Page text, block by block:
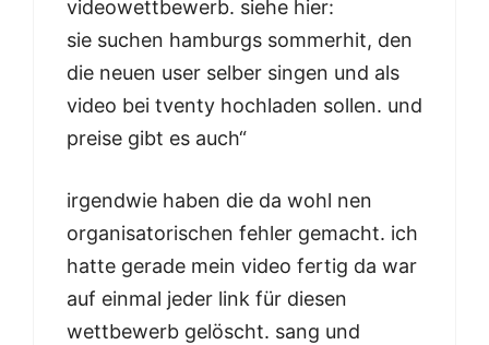
videowettbewerb. siehe hier:
sie suchen hamburgs sommerhit, den
die neuen user selber singen und als
video bei tventy hochladen sollen. und
preise gibt es auch“
irgendwie haben die da wohl nen
organisatorischen fehler gemacht. ich
hatte gerade mein video fertig da war
auf einmal jeder link für diesen
wettbewerb gelöscht. sang und